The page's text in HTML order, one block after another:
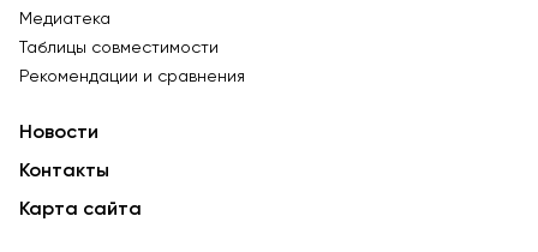
Медиатека
Таблицы совместимости
Рекомендации и сравнения
Новости
Контакты
Карта сайта